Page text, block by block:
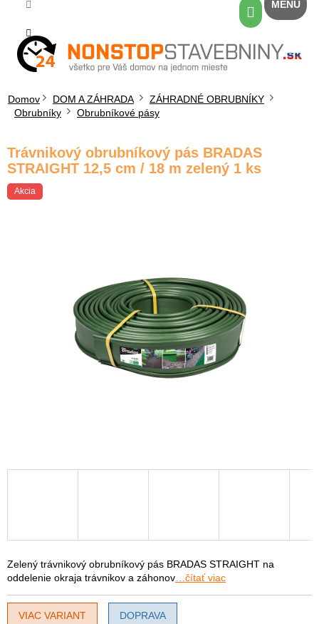
obsah
Nákupný
košík
Domov DOM A ZÁHRADA
ZÁHRADNÉ OBRUBNÍKY
Obrubníky
Obrubníkové pásy
Trávnikový obrubníkový pás BRADAS
STRAIGHT 12,5 cm / 18 m zelený 1 ks
Akcia
Zelený trávnikový obrubníkový pás BRADAS STRAIGHT na
oddelenie okraja trávnikov a záhonov …čítať viac
VIAC VARIANT DOPRAVA